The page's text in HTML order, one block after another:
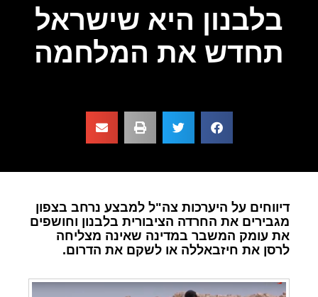
בלבנון היא שישראל
תחדש את המלחמה
דיווחים על היערכות צה"ל למבצע נרחב בצפון
מגבירים את החרדה הציבורית בלבנון וחושפים
את עומק המשבר במדינה שאינה מצליחה
לרסן את חיזבאללה או לשקם את הדרום.